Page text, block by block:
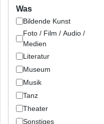
Was
Bildende Kunst
Foto / Film / Audio /
Medien
Literatur
Museum
Musik
Tanz
Theater
Sonstiges